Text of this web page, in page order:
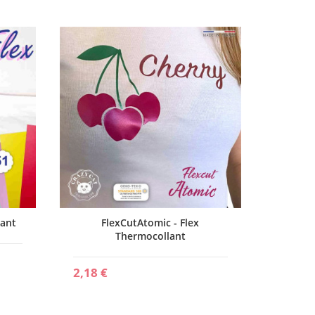
FlexCutAtomic - Flex
Thermocollant
2,18 €